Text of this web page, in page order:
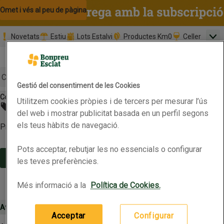
Omet i vés al contingut
Omet i vés a la cerca
Omet i vés al peu de pàgina
Novetats Estiu Lots Estalvi Productes Km0 Celler
Promoció clients nous
Botó del menú principal
Conserves de peix Bonítol i ventresca
No s'ha trobat cap promoció
Prova-ho més tard o consulta les nostres categories
Continua la compra
Atenció al client 900 500 005 (24 hores)Configuració de cookies
Gestió del consentiment de les Cookies
Utilitzem cookies pròpies i de tercers per mesurar l’ús
del web i mostrar publicitat basada en un perfil segons
els teus hàbits de navegació.
Pots acceptar, rebutjar les no essencials o configurar
les teves preferències.
Més informació a la Política de Cookies.
Configurar
Acceptar